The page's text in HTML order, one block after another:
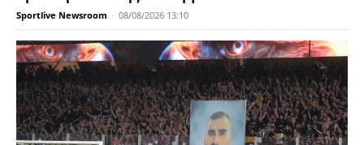
Sportlive Newsroom - 08/08/2026 13:10